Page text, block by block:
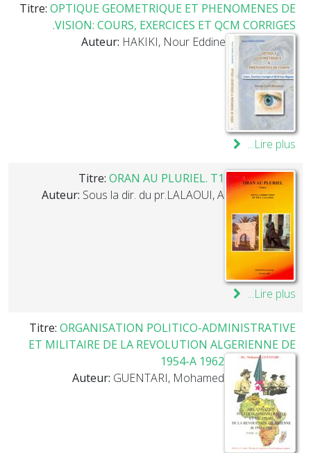
Titre: OPTIQUE GEOMETRIQUE ET PHENOMENES DE
VISION: COURS, EXERCICES ET QCM CORRIGES.
Auteur: HAKIKI, Nour Eddine
Lire plus...
Titre: ORAN AU PLURIEL. T1
Auteur: Sous la dir. du pr.LALAOUI, A
Lire plus...
Titre: ORGANISATION POLITICO-ADMINISTRATIVE
ET MILITAIRE DE LA REVOLUTION ALGERIENNE DE
1954-A 1962
Auteur: GUENTARI, Mohamed